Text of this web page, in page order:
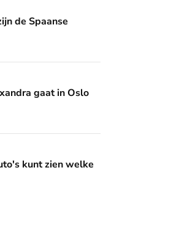
de Spaanse
studeren
gaat in Oslo
Oranje erin zit?
kunt zien welke